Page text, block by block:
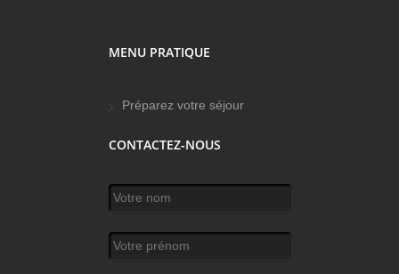
MENU PRATIQUE
Préparez votre séjour
CONTACTEZ-NOUS
Votre nom
Votre prénom